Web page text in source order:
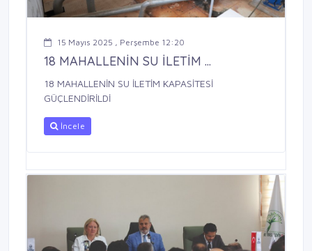
15 Mayıs 2025 , Perşembe 12:20
18 MAHALLENİN SU İLETİM ...
18 MAHALLENİN SU İLETİM KAPASİTESİ
GÜÇLENDİRİLDİ
İncele